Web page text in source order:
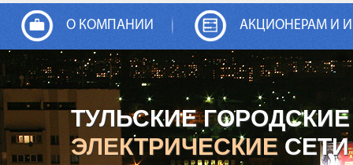
О КОМПАНИИ АКЦИОНЕРАМ И
ТУЛЬСКИЕ ГОРОДСКИЕ
ЭЛЕКТРИЧЕСКИЕ СЕТИ